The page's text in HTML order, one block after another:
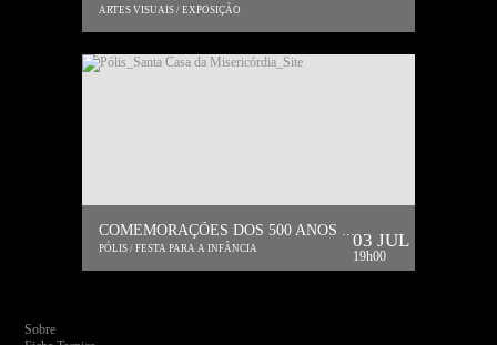
ARTES VISUAIS / EXPOSIÇÃO
COMEMORAÇÕES DOS 500 ANOS ...
PÓLIS / FESTA PARA A INFÂNCIA 03 JUL
19h00
Sobre